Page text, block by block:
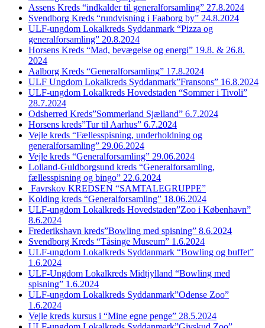
Assens Kreds “indkalder til generalforsamling” 27.8.2024
Svendborg Kreds “rundvisning i Faaborg by” 24.8.2024
ULF-ungdom Lokalkreds Syddanmark “Pizza og
generalforsamling” 20.8.2024
Horsens Kreds “Mad, bevægelse og energi” 19.8. & 26.8.
2024
Aalborg Kreds “Generalforsamling” 17.8.2024
ULF Ungdom Lokalkreds Syddanmark”Fransons” 16.8.2024
ULF-ungdom Lokalkreds Hovedstaden “Sommer i Tivoli”
28.7.2024
Odsherred Kreds”Sommerland Sjælland” 6.7.2024
Horsens kreds”Tur til Aarhus” 6.7.2024
Vejle kreds “Fællesspisning, underholdning og
generalforsamling” 29.06.2024
Vejle kreds “Generalforsamling” 29.06.2024
Lolland-Guldborgsund kreds “Generalforsamling,
fællesspisning og bingo” 22.6.2024
Favrskov KREDSEN “SAMTALEGRUPPE”
Kolding kreds “Generalforsamling” 18.06.2024
ULF-ungdom Lokalkreds Hovedstaden”Zoo i København”
8.6.2024
Frederikshavn kreds”Bowling med spisning” 8.6.2024
Svendborg Kreds “Tåsinge Museum” 1.6.2024
ULF-ungdom Lokalkreds Syddanmark “Bowling og buffet”
1.6.2024
ULF-Ungdom Lokalkreds Midtjylland “Bowling med
spisning” 1.6.2024
ULF-ungdom Lokalkreds Syddanmark”Odense Zoo”
1.6.2024
Vejle kreds kursus i “Mine egne penge” 28.5.2024